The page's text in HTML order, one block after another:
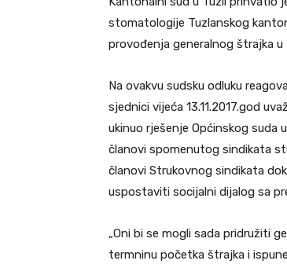
stomatologije Tuzlanskog
provođenja generalnog štrajka
Na ovakvu sudsku odluku
sjednici vijeća 13.11.2017.god
ukinuo rješenje Općinskog suda
članovi spomenutog sindikata
članovi Strukovnog sindikata
uspostaviti socijalni dijalog sa
„Oni bi se mogli sada pridružiti
termninu početka štrajka i